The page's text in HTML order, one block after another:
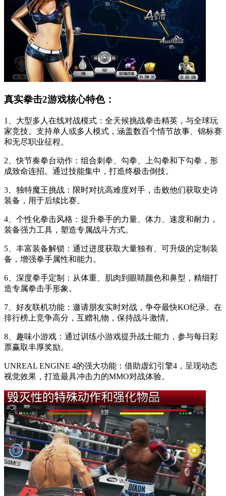
真实拳击2游戏核心特色：
1、大型多人在线对战模式：全天候挑战拳击精英，与全球玩
家竞技。支持单人或多人模式，涵盖数百个情节故事、锦标赛
和无尽职业征程。
2、快节奏拳台动作：组合刺拳、勾拳、上勾拳和下勾拳，形
成致命连招。通过技能集中，打造终极击倒技。
3、独特魔王挑战：限时对抗高难度对手，击败他们获取史诗
装备，用于后续比赛。
4、个性化拳击风格：提升拳手的力量、体力、速度和耐力，
装备强力工具，塑造专属战斗方式。
5、丰富装备解锁：通过进度获取大量独有、可升级的定制装
备，增强拳手属性和能力。
6、深度拳手定制：从体重、肌肉到眼睛颜色和鼻型，精细打
造专属拳击手形象。
7、好友联机功能：邀请朋友实时对战，争夺最快KO纪录。在
排行榜上竞争高分，互赠礼物，保持战斗激情。
8、趣味小游戏：通过训练小游戏提升战士能力，参与每日彩
票赢取丰厚奖励。
UNREAL ENGINE 4的强大功能：借助虚幻引擎4，呈现动态
视觉效果，打造最具冲击力的MMO对战体验。